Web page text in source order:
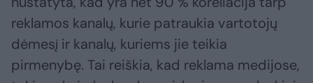
reklamos kanalų, kurie patraukia vartotojų
dėmesį ir kanalų, kuriems jie teikia
pirmenybę. Tai reiškia, kad reklama medijose,